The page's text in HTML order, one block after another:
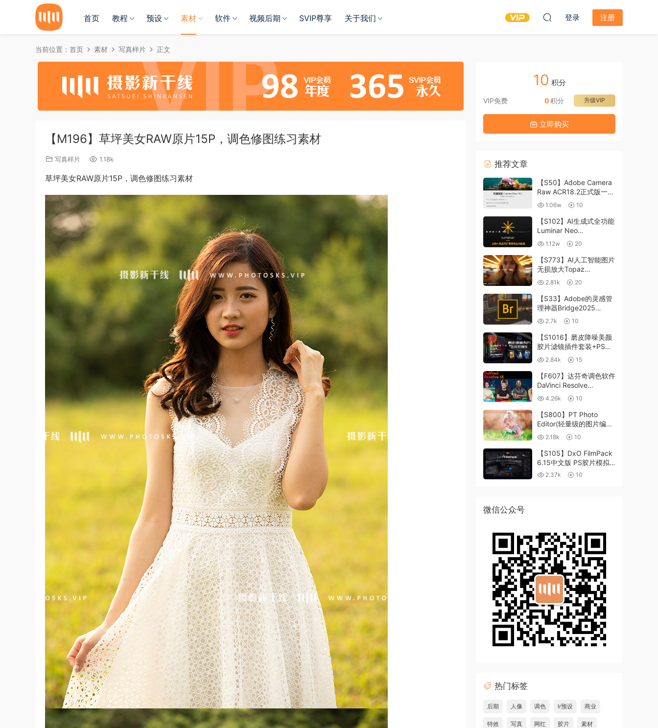
首页 教程 预设 素材 软件 视频后期 SVIP尊享 关于我们 登录 注册
当前位置： 首页 素材 写真样片 正文
【M196】草坪美女RAW原片15P，调色修图练习素材
写真样片 1.18k
草坪美女RAW原片15P，调色修图练习素材
10 积分
VIP免费 升级VIP
0积分
立即购买
推荐文章
【S50】Adobe Camera
Raw ACR18.2正式版一键
升级包 ACR最新升级包
支持WIN和MAC
1.06w 10
【S102】AI生成式全功能
Luminar Neo
1.24.4(x64)超强修图插件
中文版WIN+MAC含400
个预设
1.12w 20
【S773】AI人工智能图片
无损放大Topaz
Gigapixel AI 8.4.0.1b照
片模糊清晰 PS插件+独立
版 WIN/MAC
2.81k 20
【S33】Adobe的灵感管
理神器Bridge2025
15.0.3 WIN系统 右键可
进入ACR
2.7k 10
【S1016】磨皮降噪美颜
胶片滤镜插件套装+PS动
作 Imagenomic
Professional Plugin Suite
v2027 Win汉化中文版
2.84k 15
【F607】达芬奇调色软件
DaVinci Resolve
Studio18.6Win、Mac 中
文/英文
4.26k 10
【S800】PT Photo
Editor(轻量级的图片编辑
工具)5.10.3汉化版 WIN
2.18k 10
【S105】DxO FilmPack
6.15中文版 PS胶片模拟
滤镜支持WIN/MAC
2.37k 10
微信公众号
热门标签
后期 人像 调色 lr预设 商业
特效 写真 网红 胶片 素材